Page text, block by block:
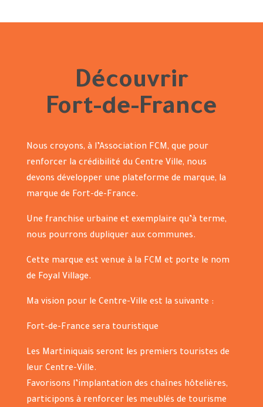
Découvrir
Fort-de-France
Nous croyons, à l’Association FCM, que pour
renforcer la crédibilité du Centre Ville, nous
devons développer une plateforme de marque, la
marque de Fort-de-France.
Une franchise urbaine et exemplaire qu’à terme,
nous pourrons dupliquer aux communes.
Cette marque est venue à la FCM et porte le nom
de Foyal Village.
Ma vision pour le Centre-Ville est la suivante :
Fort-de-France sera touristique
Les Martiniquais seront les premiers touristes de
leur Centre-Ville.
Favorisons l’implantation des chaînes hôtelières,
participons à renforcer les meublés de tourisme